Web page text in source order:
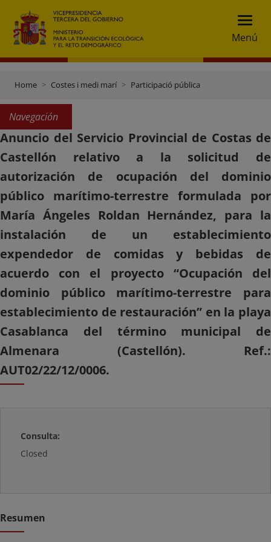
Menú
Home Costes i medi marí Participació pública
Navegación
Anuncio del Servicio Provincial de Costas de
Castellón relativo a la solicitud de
autorización de ocupación del dominio
público marítimo-terrestre formulada por
María Ángeles Roldan Hernández, para la
instalación de un establecimiento
expendedor de comidas y bebidas de
acuerdo con el proyecto “Ocupación del
dominio público marítimo-terrestre para
establecimiento de restauración” en la playa
Casablanca del término municipal de
Almenara (Castellón). Ref.:
AUT02/22/12/0006.
Consulta:
Closed
Resumen